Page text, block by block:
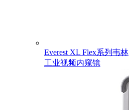
Everest XL Flex系列韦林
工业视频内窥镜